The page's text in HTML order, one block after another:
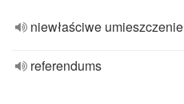
niewłaściwe umieszczenie
referendums